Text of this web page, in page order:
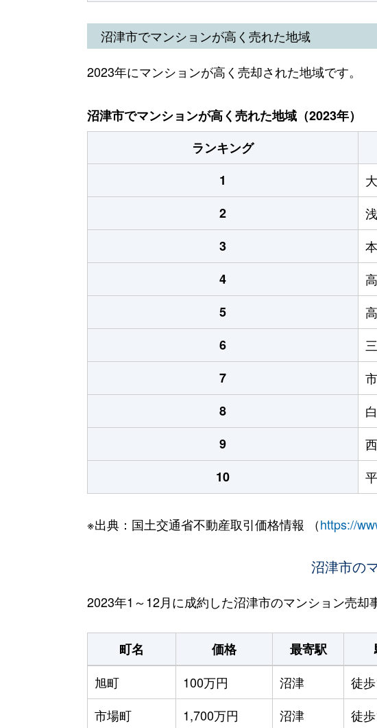
沼津市でマンションが高く売れた地域
2023年にマンションが高く売却された地域です。
沼津市でマンションが高く売れた地域（2023年）
ランキング
1
2
3
4
5
6
7
8
9
10
※出典：国土交通省不動産取引価格情報 （https://
沼津市の
2023年1～12月に成約した沼津市のマンション売却
町名 価格 最寄駅
旭町
100万円 沼津 徒
市場町
1,700万円 沼津 徒